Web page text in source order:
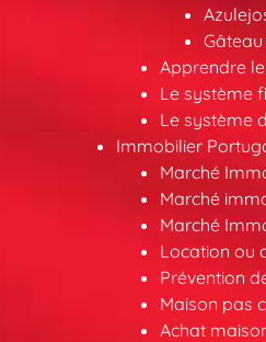
Apprendre
Le système
Le système
Immobilier
Marché
Marché
Marché
Location ou
Prévention
Maison pas
Achat